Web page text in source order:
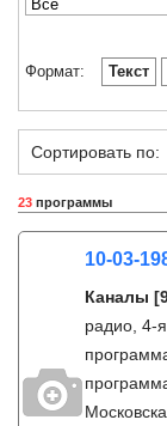
Формат: Текст
Сортировать по:
23 программы
10-03-
Каналы
радио, 4-